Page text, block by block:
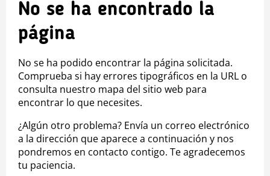
No se ha encontrado la
página
No se ha podido encontrar la página solicitada.
Comprueba si hay errores tipográficos en la URL o
consulta nuestro mapa del sitio web para
encontrar lo que necesites.
¿Algún otro problema? Envía un correo electrónico
a la dirección que aparece a continuación y nos
pondremos en contacto contigo. Te agradecemos
tu paciencia.